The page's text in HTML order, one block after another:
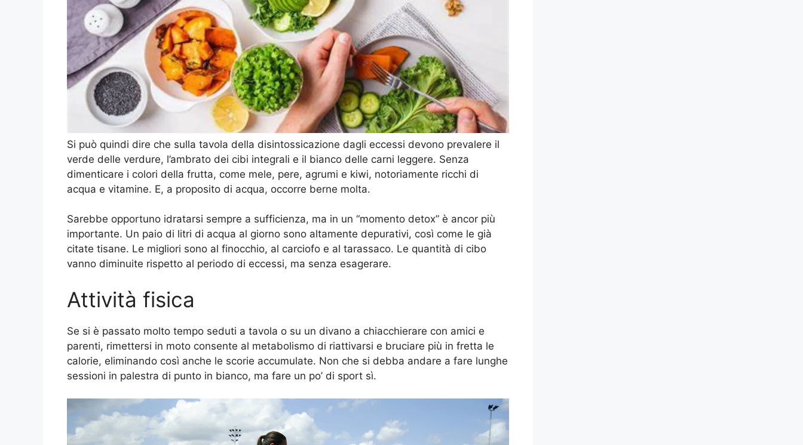
Si può quindi dire che sulla tavola della disintossicazione dagli eccessi devono prevalere il
verde delle verdure, l’ambrato dei cibi integrali e il bianco delle carni leggere. Senza
dimenticare i colori della frutta, come mele, pere, agrumi e kiwi, notoriamente ricchi di
acqua e vitamine. E, a proposito di acqua, occorre berne molta.
Sarebbe opportuno idratarsi sempre a sufficienza, ma in un “momento detox” è ancor più
importante. Un paio di litri di acqua al giorno sono altamente depurativi, così come le già
citate tisane. Le migliori sono al finocchio, al carciofo e al tarassaco. Le quantità di cibo
vanno diminuite rispetto al periodo di eccessi, ma senza esagerare.
Attività fisica
Se si è passato molto tempo seduti a tavola o su un divano a chiacchierare con amici e
parenti, rimettersi in moto consente al metabolismo di riattivarsi e bruciare più in fretta le
calorie, eliminando così anche le scorie accumulate. Non che si debba andare a fare lunghe
sessioni in palestra di punto in bianco, ma fare un po’ di sport sì.